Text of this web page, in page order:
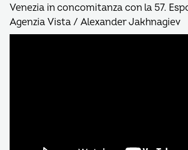
Venezia in concomitanza con la 57.
Agenzia Vista / Alexander Jakhnagiev